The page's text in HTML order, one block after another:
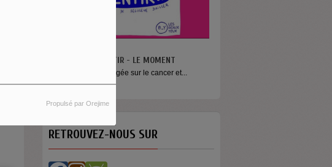
Propulsé par Orejime
ON VA PAS S’MENTIR - LE MOMENT
Une émission engagée sur le cancer et...
RETROUVEZ-NOUS SUR